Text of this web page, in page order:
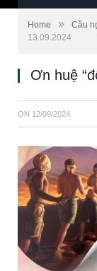
Home » Cầu
13.09.2024
Ơn huệ
ON 12/09/2024